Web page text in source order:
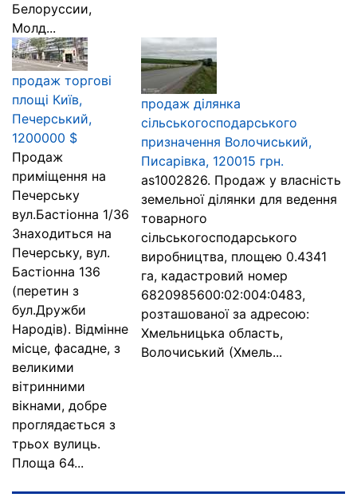
Белоруссии,
Молд...
продаж торгові
площі Київ,
Печерський,
1200000 $
Продаж
приміщення на
Печерську
вул.Бастіонна 1/36
Знаходиться на
Печерську, вул.
Бастіонна 136
(перетин з
бул.Дружби
Народів). Відмінне
місце, фасадне, з
великими
вітринними
вікнами, добре
проглядається з
трьох вулиць.
Площа 64...
продаж ділянка
сільськогосподарського
призначення Волочиський,
Писарівка, 120015 грн.
as1002826. Продаж у власність
земельної ділянки для ведення
товарного
сільськогосподарського
виробництва, площею 0.4341
га, кадастровий номер
6820985600:02:004:0483,
розташованої за адресою:
Хмельницька область,
Волочиський (Хмель...